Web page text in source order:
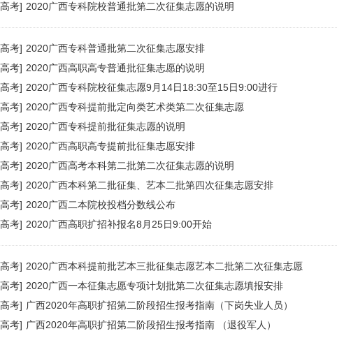
考] 2020广西专科院校普通批第二次征集志愿的说明
考] 2020广西专科普通批第二次征集志愿安排
考] 2020广西高职高专普通批征集志愿的说明
考] 2020广西专科院校征集志愿9月14日18:30至15日9:00进行
考] 2020广西专科提前批定向类艺术类第二次征集志愿
考] 2020广西专科提前批征集志愿的说明
考] 2020广西高职高专提前批征集志愿安排
考] 2020广西高考本科第二批第二次征集志愿的说明
考] 2020广西本科第二批征集、艺本二批第四次征集志愿安排
考] 2020广西二本院校投档分数线公布
考] 2020广西高职扩招补报名8月25日9:00开始
考] 2020广西本科提前批艺本三批征集志愿艺本二批第二次征集志愿
考] 2020广西一本征集志愿专项计划批第二次征集志愿填报安排
考] 广西2020年高职扩招第二阶段招生报考指南（下岗失业人员）
考] 广西2020年高职扩招第二阶段招生报考指南 （退役军人）